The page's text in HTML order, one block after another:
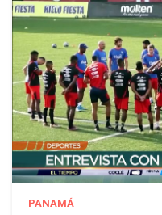
PANAMÁ